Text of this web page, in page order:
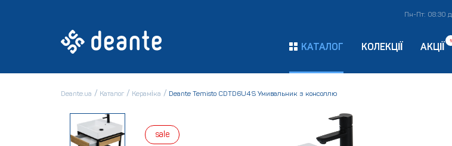
Пн-Пт: 08:30
КАТАЛОГ КОЛЕКЦІЇ АКЦІЇ
1
Deante.ua Каталог Кераміка Deante Temisto CDTD6U4S Умивальник з консоллю
sale